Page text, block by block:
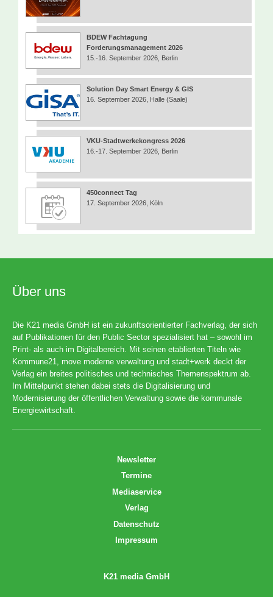
BDEW Fachtagung
Forderungsmanagement 2026
15.-16. September 2026, Berlin
Solution Day Smart Energy & GIS
16. September 2026, Halle (Saale)
VKU-Stadtwerkekongress 2026
16.-17. September 2026, Berlin
450connect Tag
17. September 2026, Köln
Über uns
Die K21 media GmbH ist ein zukunftsorientierter Fachverlag, der sich
auf Publikationen für den Public Sector spezialisiert hat – sowohl im
Print- als auch im Digitalbereich. Mit seinen etablierten Titeln wie
Kommune21, move moderne verwaltung und stadt+werk deckt der
Verlag ein breites politisches und technisches Themenspektrum ab.
Im Mittelpunkt stehen dabei stets die Digitalisierung und
Modernisierung der öffentlichen Verwaltung sowie die kommunale
Energiewirtschaft.
Newsletter
Termine
Mediaservice
Verlag
Datenschutz
Impressum
K21 media GmbH